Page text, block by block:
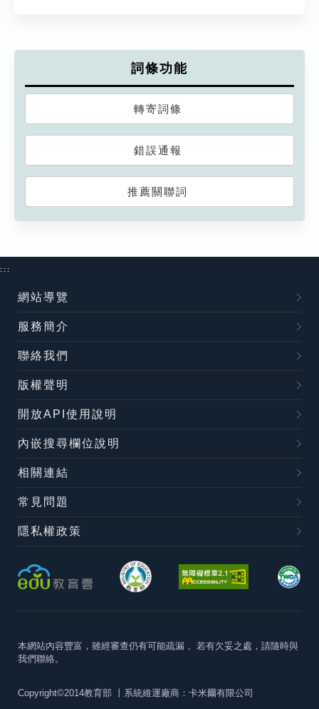
詞條功能
轉寄詞條
錯誤通報
推薦關聯詞
:::
網站導覽
服務簡介
聯絡我們
版權聲明
開放API使用說明
內嵌搜尋欄位說明
相關連結
常見問題
隱私權政策
本網站內容豐富，雖經審查仍有可能疏漏， 若有欠妥之處，請隨時與
我們聯絡。
Copyright©2014教育部 丨系統維運廠商：卡米爾有限公司